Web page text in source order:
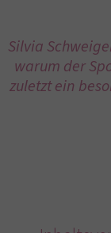
Silvia
warum der
zuletzt ein